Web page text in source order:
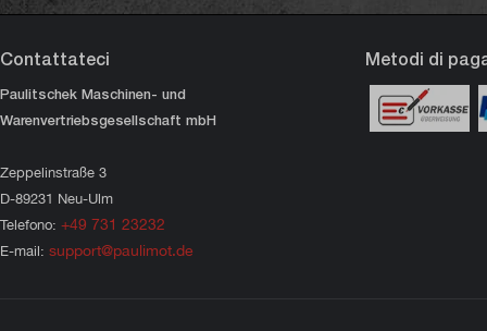
Contattateci
Paulitschek Maschinen- und
Warenvertriebsgesellschaft mbH
Zeppelinstraße 3
D-89231 Neu-Ulm
Telefono: +49 731 23232
E-mail: support@paulimot.de
Metodi di